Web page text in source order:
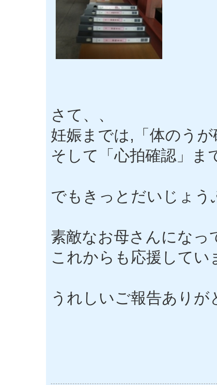
さて、、
妊娠までは,「体のう
そして「心拍確認」ま
でもきっとだいじょう
素敵なお母さんになっ
これからも応援してい
うれしいご報告あり